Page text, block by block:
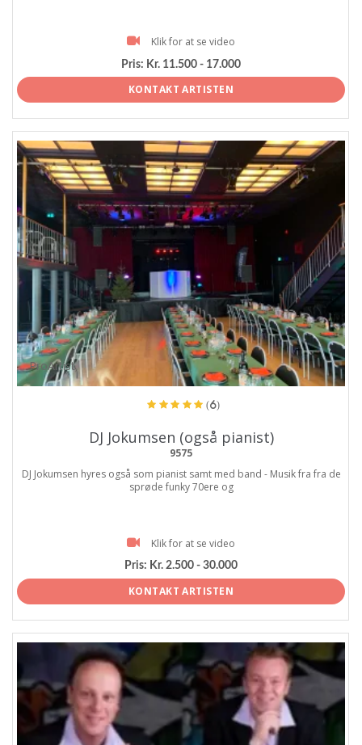
Klik for at se video
Pris: Kr. 11.500 - 17.000
KONTAKT ARTISTEN
ProArtist
(6)
DJ Jokumsen (også pianist)
9575
DJ Jokumsen hyres også som pianist samt med band - Musik fra fra de
sprøde funky 70ere og
Klik for at se video
Pris: Kr. 2.500 - 30.000
KONTAKT ARTISTEN